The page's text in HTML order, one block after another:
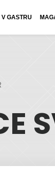
V GASTRU